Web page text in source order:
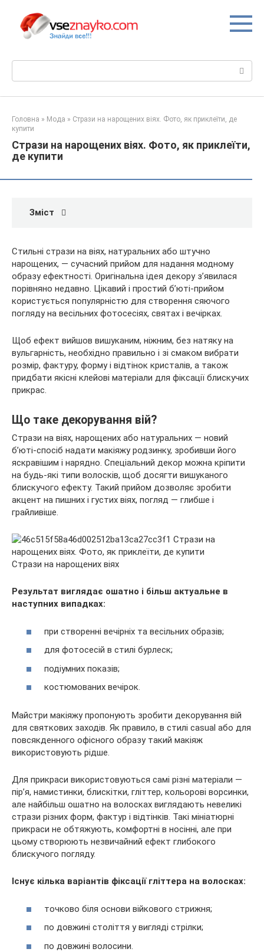
вмісту
Головна » Мода » Стрази на нарощених віях. Фото, як приклеїти, де
купити
Стрази на нарощених віях. Фото, як приклеїти,
де купити
Зміст
Стильні стрази на віях, натуральних або штучно
нарощених, — сучасний прийом для надання модному
образу ефектності. Оригінальна ідея декору з’явилася
порівняно недавно. Цікавий і простий б’юті-прийом
користується популярністю для створення сяючого
погляду на весільних фотосесіях, святах і вечірках.
Щоб ефект вийшов вишуканим, ніжним, без натяку на
вульгарність, необхідно правильно і зі смаком вибрати
розмір, фактуру, форму і відтінок кристалів, а також
придбати якісні клейові матеріали для фіксації блискучих
прикрас.
Що таке декорування вій?
Стрази на віях, нарощених або натуральних — новий
б’юті-спосіб надати макіяжу родзинку, зробивши його
яскравішим і нарядно. Спеціальний декор можна кріпити
на будь-які типи волосків, щоб досягти вишуканого
блискучого ефекту. Такий прийом дозволяє зробити
акцент на пишних і густих віях, погляд — глибше і
грайливіше.
Стрази на нарощених віях
Результат виглядає ошатно і більш актуальне в
наступних випадках:
при створенні вечірніх та весільних образів;
для фотосесій в стилі бурлеск;
подіумних показів;
костюмованих вечірок.
Майстри макіяжу пропонують зробити декорування вій
для святкових заходів. Як правило, в стилі casual або для
повсякденного офісного образу такий макіяж
використовують рідше.
Для прикраси використовуються самі різні матеріали —
пір’я, намистинки, блискітки, гліттер, кольорові ворсинки,
але найбільш ошатно на волосках виглядають невеликі
стрази різних форм, фактур і відтінків. Такі мініатюрні
прикраси не обтяжують, комфортні в носінні, але при
цьому створюють незвичайний ефект глибокого
блискучого погляду.
Існує кілька варіантів фіксації гліттера на волосках:
точково біля основи війкового стрижня;
по довжині століття у вигляді стрілки;
по довжині волосини.